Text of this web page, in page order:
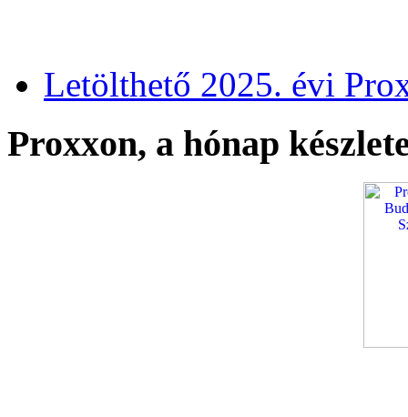
Letölthető 2025. évi
Proxxon, a hónap